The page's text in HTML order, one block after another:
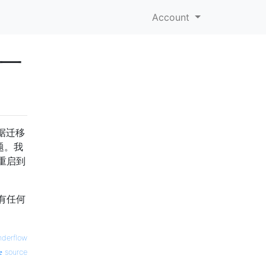
Account
迁移
。我
启到
任何
source